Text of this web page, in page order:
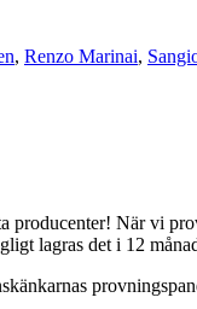
, Renzo Marinai,
producenter! När vi
lagras det i 12